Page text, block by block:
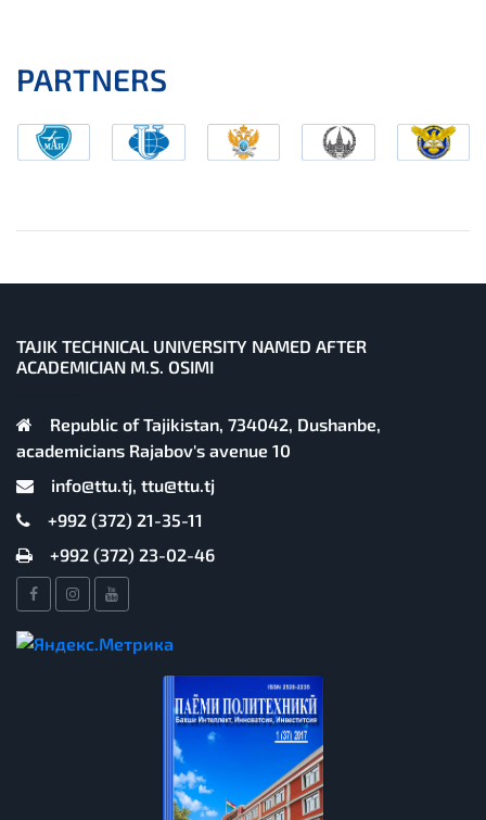
PARTNERS
TAJIK TECHNICAL UNIVERSITY NAMED AFTER
ACADEMICIAN M.S. OSIMI
Republic of Tajikistan, 734042, Dushanbe,
academicians Rajabov's avenue 10
info@ttu.tj, ttu@ttu.tj
+992 (372) 21-35-11
+992 (372) 23-02-46